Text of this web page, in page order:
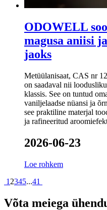
ODOWELL
magusa aniisi
jaoks
Metüülanisaat, CAS nr
on saadaval nii
klassis. See on tuntud
vaniljelaadse nüansi ja
see praktiline materjal
ja rafineeritud
2026-06-23
Loe rohkem
1 2345...41
Võta meiega